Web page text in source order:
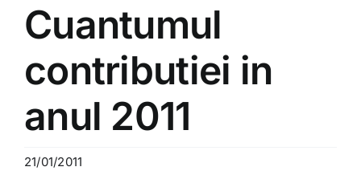
Cuantumul
contributiei in
anul 2011
21/01/2011